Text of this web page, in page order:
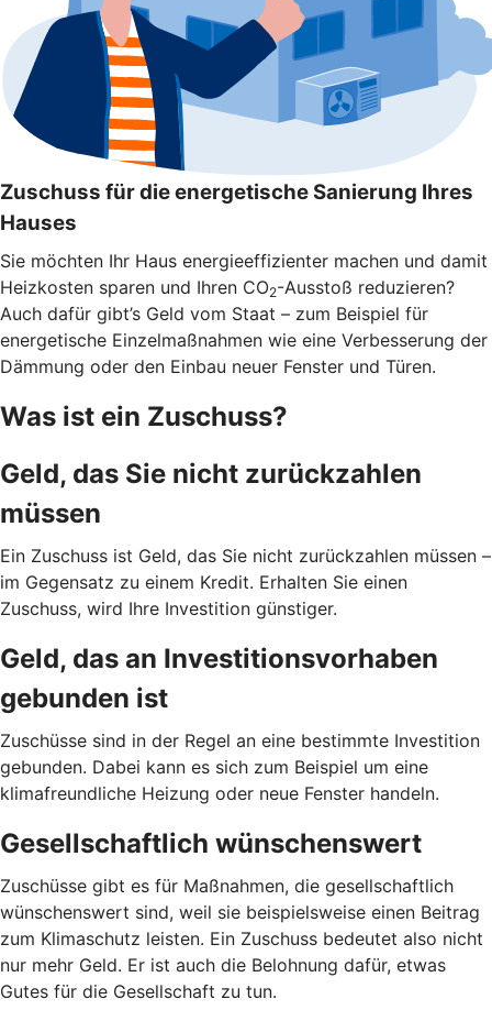
Zuschuss für die energetische Sanierung Ihres
Hauses
Sie möchten Ihr Haus energieeffizienter machen und damit
Heizkosten sparen und Ihren CO2-Ausstoß reduzieren?
Auch dafür gibt’s Geld vom Staat – zum Beispiel für
energetische Einzelmaßnahmen wie eine Verbesserung der
Dämmung oder den Einbau neuer Fenster und Türen.
Was ist ein Zuschuss?
Geld, das Sie nicht zurückzahlen
müssen
Ein Zuschuss ist Geld, das Sie nicht zurückzahlen müssen –
im Gegensatz zu einem Kredit. Erhalten Sie einen
Zuschuss, wird Ihre Investition günstiger.
Geld, das an Investitionsvorhaben
gebunden ist
Zuschüsse sind in der Regel an eine bestimmte Investition
gebunden. Dabei kann es sich zum Beispiel um eine
klimafreundliche Heizung oder neue Fenster handeln.
Gesellschaftlich wünschenswert
Zuschüsse gibt es für Maßnahmen, die gesellschaftlich
wünschenswert sind, weil sie beispielsweise einen Beitrag
zum Klimaschutz leisten. Ein Zuschuss bedeutet also nicht
nur mehr Geld. Er ist auch die Belohnung dafür, etwas
Gutes für die Gesellschaft zu tun.